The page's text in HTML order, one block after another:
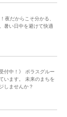
夜だからこそ分かる、
暑い日中を避けて快適
付中！》 ポラスグルー
います。 未来のまちを
しませんか？